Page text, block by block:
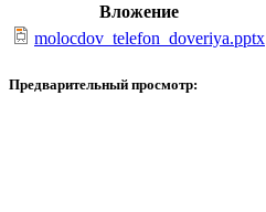
Вложение
molocdov_telefon_doveriya.pptx
Предварительный просмотр: